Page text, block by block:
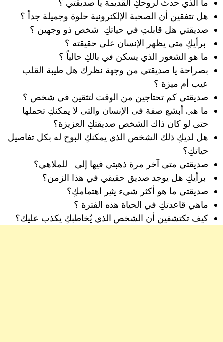
ما الذي حدث لروحكِ القديمة يا صديقتي ؟
هل تتفقين أن الصحبة الإلكترونية حلوة وجميلة جداً ؟
صديقتي هل قابلتِ في حياتكِ شخص ذو وجهين ؟
برأيكِ متى يظهر الإنسان على حقيقته ؟
ما هو الشعور الذي يسكن في بالكِ حالياً ؟
بصراحة يا صديقتي من وجهة نظرك هل طيبة القلب
عيب أم ميزة ؟
صديقتي كم تحتاجين من الوقت لتثقين في شخص ؟
ما هي أبشع صفة في الإنسان والتي لا يمكنكِ تحملها
حتى لو كان ذاك الشخص صديقتكِ العزيزة؟
هل لديكِ ذلك الشخص الذي يمكنكِ البوح له بكل تفاصيل
حياتكِ؟
صديقتي متى آخر مرة ذهبتي فيها إلى للملاهي؟
برأيكِ هل يوجد صديق حقيقي في هذا الزمن؟
صديقتي ما هو أكثر شيء يثير اهتمامكِ؟
ماهي قاعدتكِ في الحياة هذه الفترة ؟
كيف تكتشفين أن الشخص الذي يُخاطبكِ يكذب عليك؟